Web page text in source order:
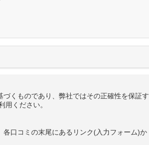
くものであり、弊社ではその正確性を保証す
用ください。
口コミの末尾にあるリンク(入力フォーム)か